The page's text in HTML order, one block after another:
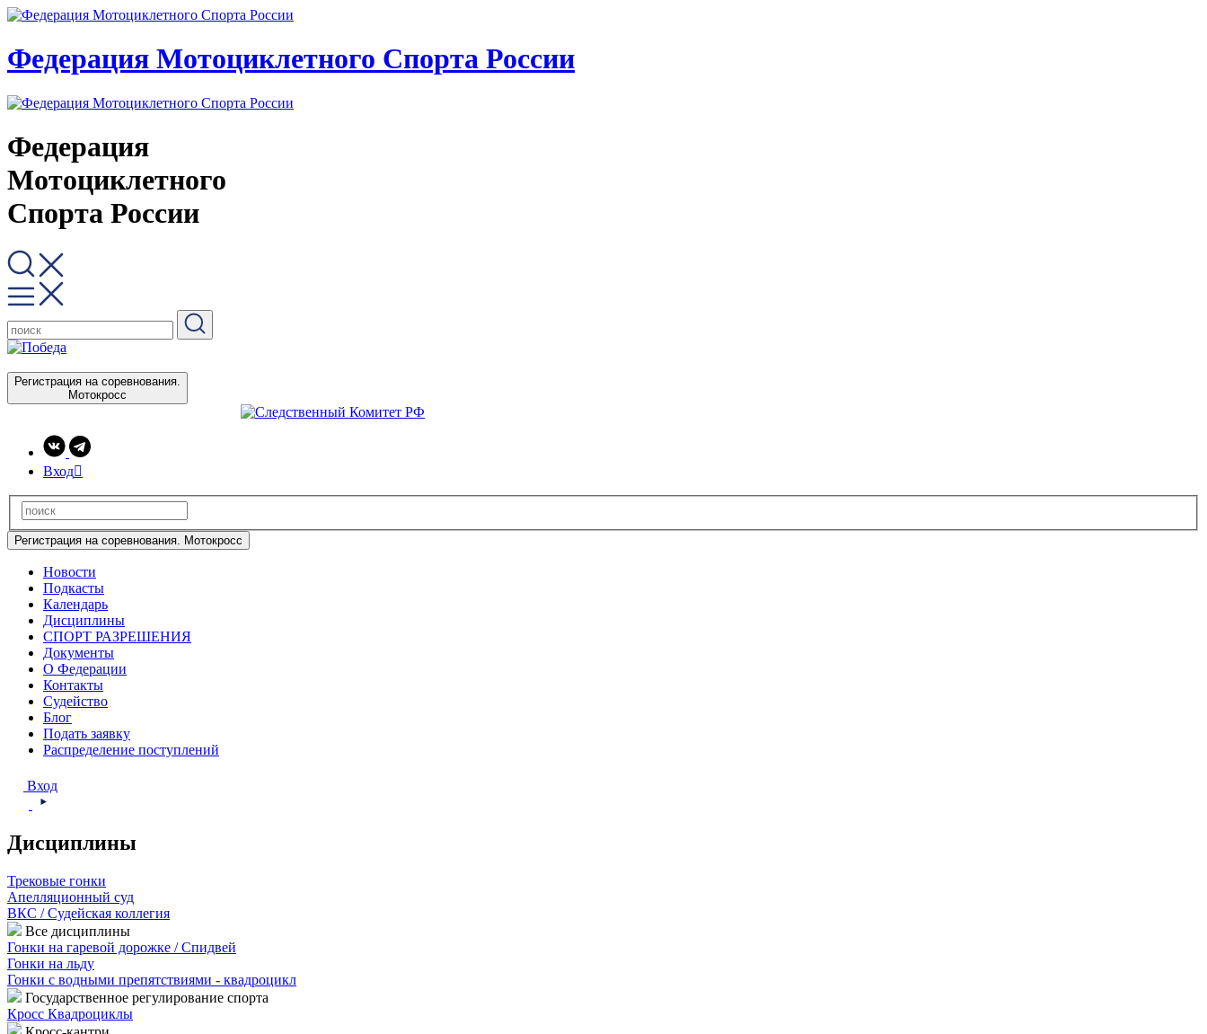
Федерация Мотоциклетного Спорта России
Федерация
Мотоциклетного
Спорта России
Регистрация на соревнования.
Мотокросс
Вход
Регистрация на соревнования. Мотокросс
Новости
Подкасты
Календарь
Дисциплины
СПОРТ РАЗРЕШЕНИЯ
Документы
О Федерации
Контакты
Судейство
Блог
Подать заявку
Распределение поступлений
Вход
Дисциплины
Трековые гонки
Апелляционный суд
ВКС / Судейская коллегия
Все дисциплины
Гонки на гаревой дорожке / Спидвей
Гонки на льду
Гонки с водными препятствиями - квадроцикл
Государственное регулирование спорта
Кросс Квадроциклы